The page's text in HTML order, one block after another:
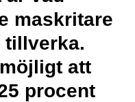
maskritare
tillverka.
att
procent